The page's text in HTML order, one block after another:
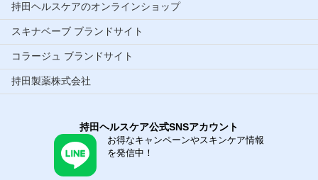
持田ヘルスケアのオンラインショップ
スキナベーブ ブランドサイト
コラージュ ブランドサイト
持田製薬株式会社
持田ヘルスケア公式SNSアカウント
お得なキャンペーンやスキンケア情報
を発信中！